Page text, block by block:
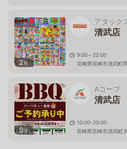
2枚
アタック
清武店
9:00～22:00
宮崎県宮崎市清武町
9枚
Aコープ
清武店
10:00-20:00
宮崎県宮崎市清武町